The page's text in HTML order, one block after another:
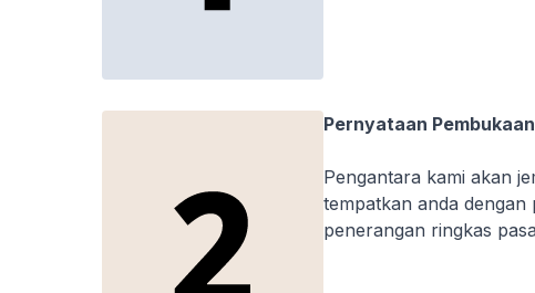
Pernyataan Pembukaan
Pengantara kami akan
tempatkan anda dengan
penerangan ringkas